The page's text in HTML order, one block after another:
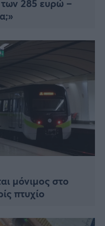
285 ευρώ –
μόνιμος στο
πτυχίο